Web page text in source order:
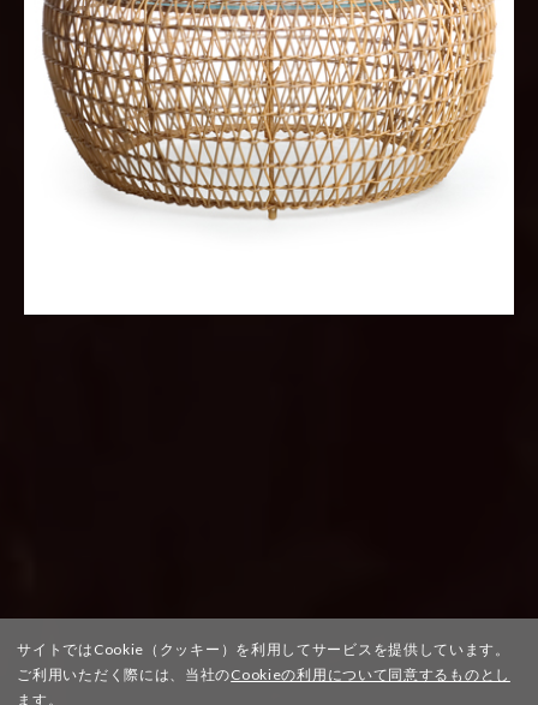
サイトではCookie（クッキー）を利用してサービスを提供しています。
ご利用いただく際には、当社のCookieの利用について同意するものとし
ます。